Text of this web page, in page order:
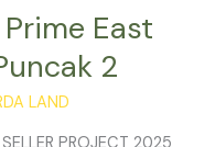
East
2
LAND